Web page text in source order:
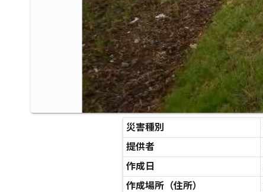
災害種別
提供者
作成日
作成場所（住所）